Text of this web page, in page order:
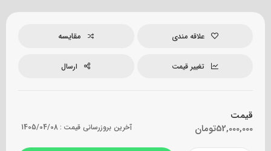
علاقه مندی مقایسه
تغییر قیمت ارسال
قیمت
تومان52,000,000 آخرین بروزرسانی قیمت :1405/04/08